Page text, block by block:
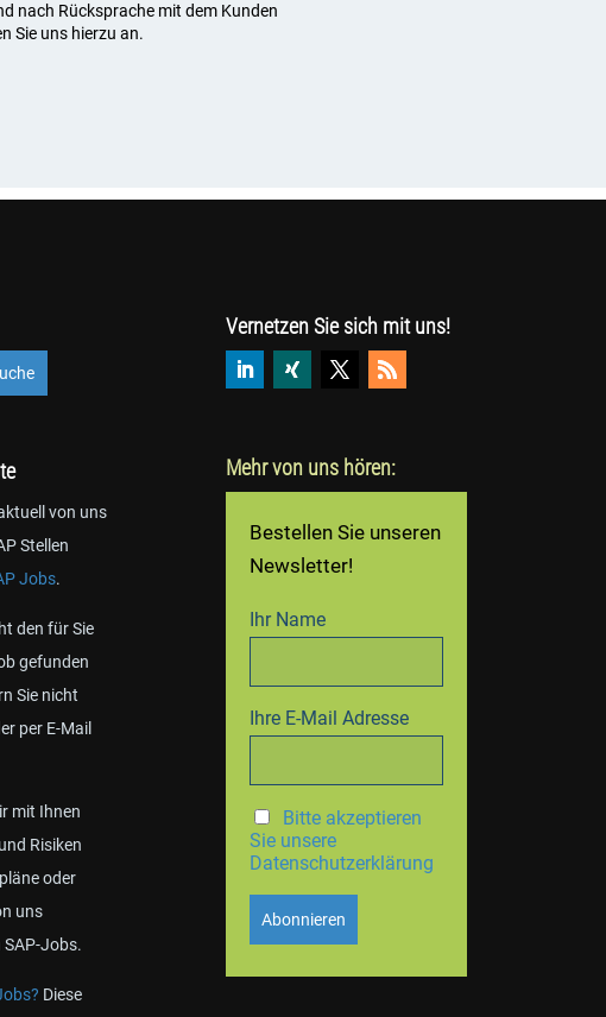
nach Rücksprache mit dem Kunden
Sie uns hierzu an.
von uns
Stellen
Jobs.
den für Sie
gefunden
Sie nicht
per E-Mail
mit Ihnen
Risiken
oder
uns
Jobs.
Diese
Vernetzen Sie sich mit uns!
Mehr von uns hören:
Bestellen Sie unseren
Newsletter!
Ihr Name
Ihre E-Mail Adresse
Bitte akzeptieren
Sie unsere
Datenschutzerklärung